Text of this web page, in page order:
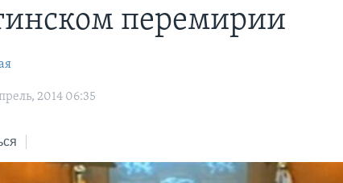
перемирии
2014 06:35